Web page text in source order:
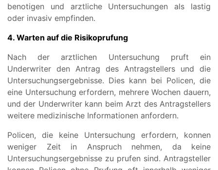
benotigen und arztliche Untersuchungen als lastig
oder invasiv empfinden.
4. Warten auf die Risikoprufung
Nach der arztlichen Untersuchung pruft ein
Underwriter den Antrag des Antragstellers und die
Untersuchungsergebnisse. Dies kann bei Policen, die
eine Untersuchung erfordern, mehrere Wochen dauern,
und der Underwriter kann beim Arzt des Antragstellers
weitere medizinische Informationen anfordern.
Policen, die keine Untersuchung erfordern, konnen
weniger Zeit in Anspruch nehmen, da keine
Untersuchungsergebnisse zu prufen sind. Antragsteller